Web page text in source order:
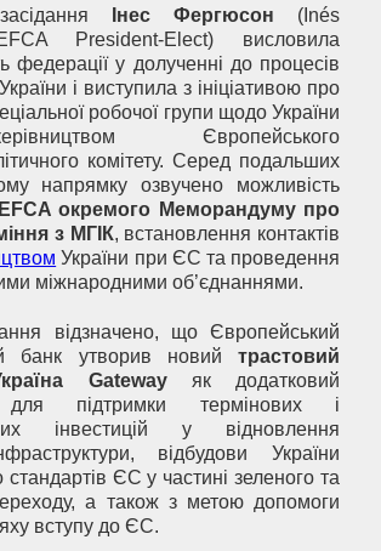
Інес Фергюсон (Inés
President-Elect) висловила
федерації у долученні до процесів
і виступила з ініціативою про
робочої групи щодо України
Європейського
комітету. Серед подальших
напрямку озвучено можливість
окремого Меморандуму про
з МГІК, встановлення контактів
України при ЄС та проведення
міжнародними об’єднаннями.
відзначено, що Європейський
банк утворив новий трастовий
Gatewayяк додатковий
для підтримки термінових і
інвестицій у відновлення
відбудови України
стандартів ЄС у частині зеленого та
а також з метою допомоги
вступу до ЄС.